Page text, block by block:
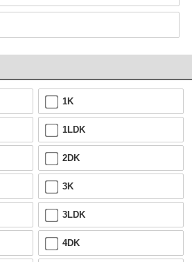
1K
1LDK
2DK
3K
3LDK
4DK